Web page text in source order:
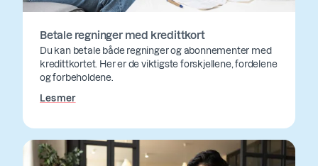
Betale regninger med kredittkort
Du kan betale både regninger og abonnementer med
kredittkortet. Her er de viktigste forskjellene, fordelene
og forbeholdene.
Les mer